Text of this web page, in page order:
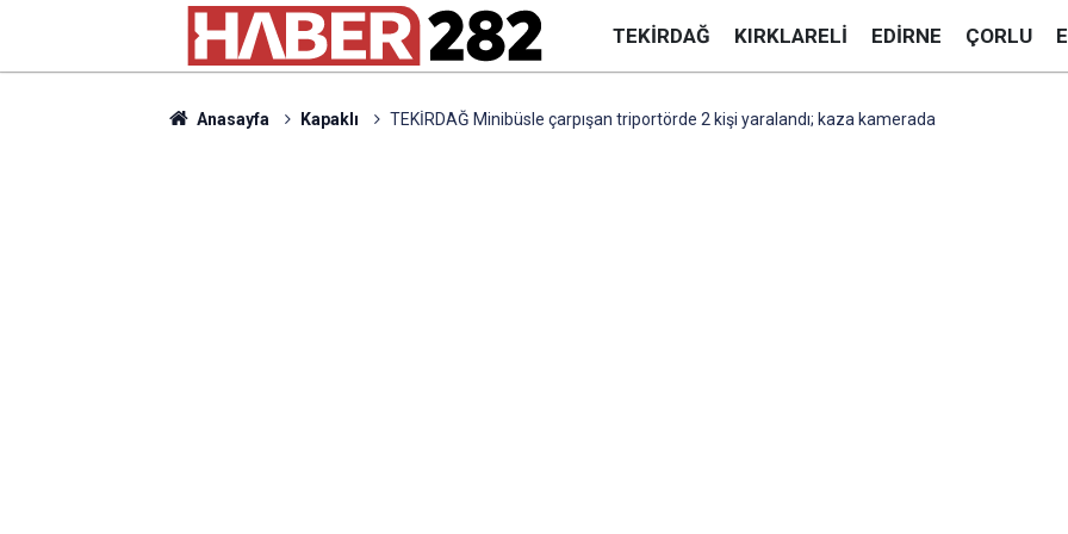
TEKIRDAĞ KIRKLARELI EDIRNE ÇORLU
Anasayfa Kapaklı TEKİRDAĞ Minibüsle çarpışan triportörde 2 kişi yaralandı; kaza kamerada